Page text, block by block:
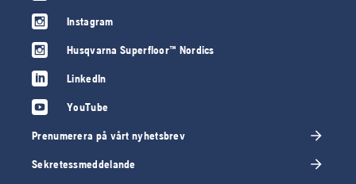
Instagram
Husqvarna Superfloor™ Nordics
LinkedIn
YouTube
Prenumerera på vårt nyhetsbrev
Sekretessmeddelande